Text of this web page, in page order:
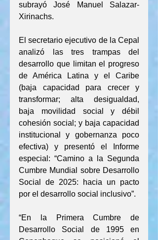
subrayó José Manuel Salazar-
Xirinachs.
El secretario ejecutivo de la Cepal
analizó las tres trampas del
desarrollo que limitan el progreso
de América Latina y el Caribe
(baja capacidad para crecer y
transformar; alta desigualdad,
baja movilidad social y débil
cohesión social; y baja capacidad
institucional y gobernanza poco
efectiva) y presentó el Informe
especial: “Camino a la Segunda
Cumbre Mundial sobre Desarrollo
Social de 2025: hacia un pacto
por el desarrollo social inclusivo”.
“En la Primera Cumbre de
Desarrollo Social de 1995 en